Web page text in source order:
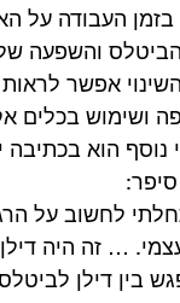
The Beatles -
קאברים
והשפעה
אפשר
ושימוש בכלים
נוסף הוא בכתיבה
סיפר:
לחשוב על
… זה היה
בין דילן לביטלס